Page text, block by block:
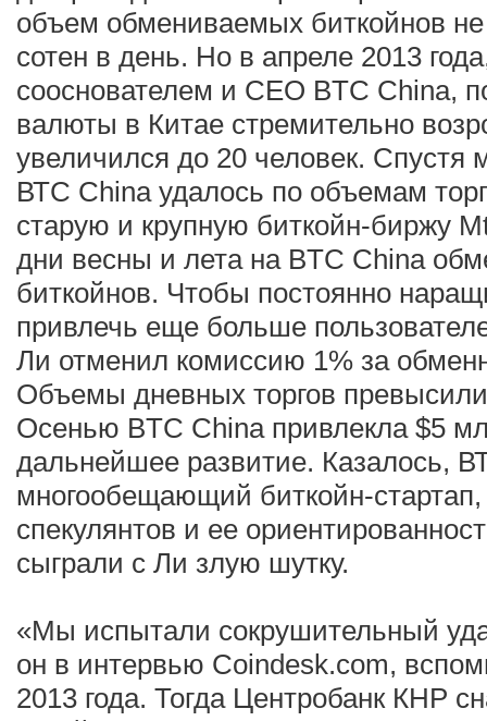
объем обмениваемых биткойнов
сотен в день. Но в апреле 2013
сооснователем и CEO BTC China,
валюты в Китае стремительно
увеличился до 20 человек. Спустя
ВТС China удалось по объемам
старую и крупную биткойн-биржу
дни весны и лета на BTC China
биткойнов. Чтобы постоянно
привлечь еще больше
Ли отменил комиссию 1% за
Объемы дневных торгов
Осенью BTC China привлекла $5
дальнейшее развитие. Казалось,
многообещающий биткойн-
спекулянтов и ее
сыграли с Ли злую шутку.
«Мы испытали сокрушительный
он в интервью Coindesk.com,
2013 года. Тогда Центробанк КНР